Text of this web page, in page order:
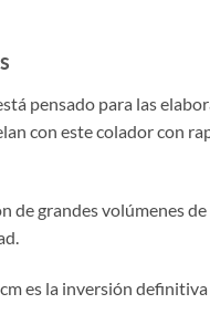
pensado para las
con este colador con
grandes volúmenes
es la inversión